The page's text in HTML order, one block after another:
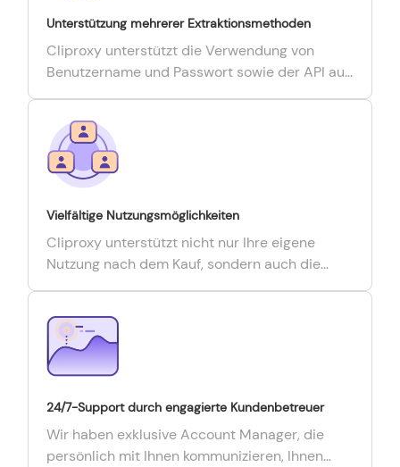
Unterstützung mehrerer Extraktionsmethoden
Cliproxy unterstützt die Verwendung von
Benutzername und Passwort sowie der API auf
der Webseite.
Vielfältige Nutzungsmöglichkeiten
Cliproxy unterstützt nicht nur Ihre eigene
Nutzung nach dem Kauf, sondern auch die
Verteilung per CD-Key für die Teamnutzung
24/7-Support durch engagierte Kundenbetreuer
Wir haben exklusive Account Manager, die
persönlich mit Ihnen kommunizieren, Ihnen